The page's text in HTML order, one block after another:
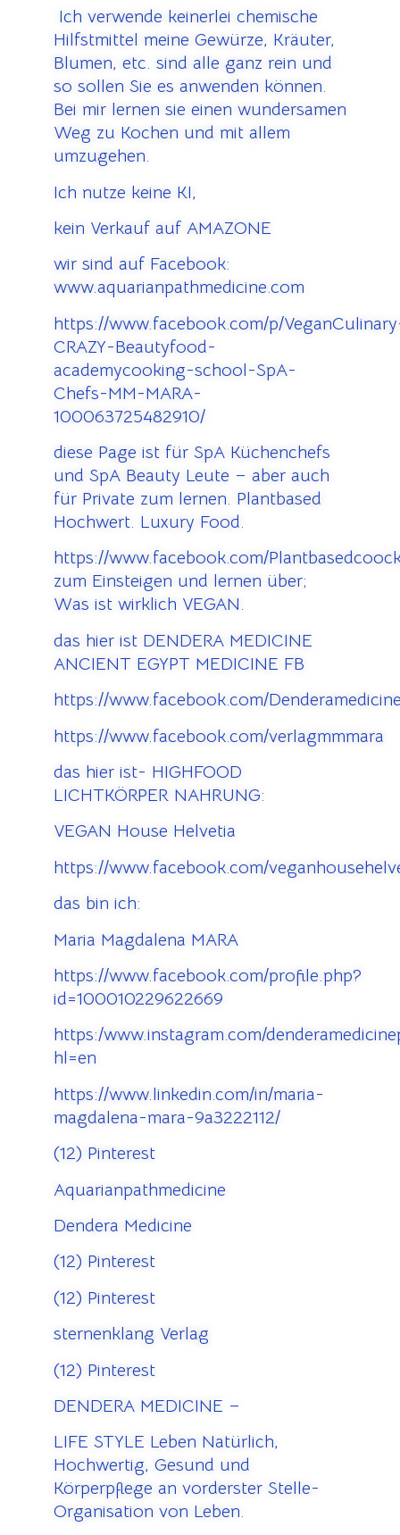
Ich verwende keinerlei chemische
Hilfstmittel meine Gewürze, Kräuter,
Blumen, etc. sind alle ganz rein und
so sollen Sie es anwenden können.
Bei mir lernen sie einen wundersamen
Weg zu Kochen und mit allem
umzugehen.
Ich nutze keine KI,
kein Verkauf auf AMAZONE
wir sind auf Facebook:
www.aquarianpathmedicine.com
https://www.facebook.com/p/
CRAZY-Beautyfood-
academycooking-school-SpA-
Chefs-MM-MARA-
100063725482910/
diese Page ist für SpA Küchenchefs
und SpA Beauty Leute – aber auch
für Private zum lernen. Plantbased
Hochwert. Luxury Food.
https://www.facebook.com/
zum Einsteigen und lernen über;
Was ist wirklich VEGAN.
das hier ist DENDERA MEDICINE
ANCIENT EGYPT MEDICINE FB
https://www.facebook.com/
https://www.facebook.com/verlagmmmara
das hier ist- HIGHFOOD
LICHTKÖRPER NAHRUNG:
VEGAN House Helvetia
https://www.facebook.com/
das bin ich:
Maria Magdalena MARA
https://www.facebook.com/profile.php?
id=100010229622669
https:/www.instagram.com/
hl=en
https://www.linkedin.com/in/maria-
magdalena-mara-9a3222112/
(12) Pinterest
Aquarianpathmedicine
Dendera Medicine
(12) Pinterest
(12) Pinterest
sternenklang Verlag
(12) Pinterest
DENDERA MEDICINE –
LIFE STYLE Leben Natürlich,
Hochwertig, Gesund und
Körperpflege an vorderster Stelle-
Organisation von Leben.